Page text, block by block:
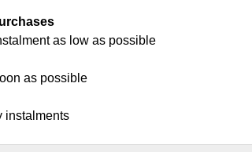
as low as possible
as possible
instalments